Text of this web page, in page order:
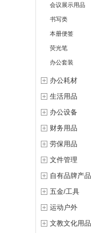
会议展示用品
书写类
本册便签
荧光笔
办公套装
办公耗材
生活用品
办公设备
财务用品
劳保用品
文件管理
自有品牌产品
五金/工具
运动户外
文教文化用品